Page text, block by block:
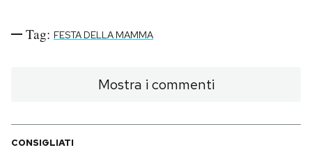
Tag: FESTA DELLA MAMMA
Mostra i commenti
CONSIGLIATI